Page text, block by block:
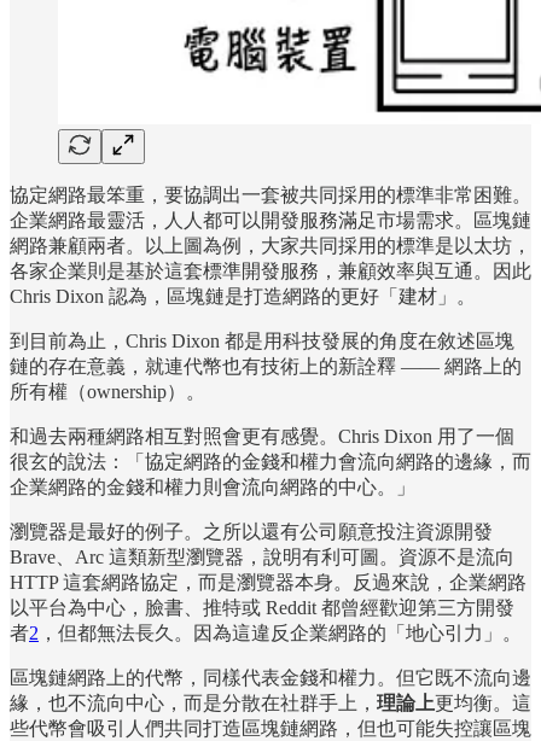
協定網路最笨重，要協調出一套被共同採用的標準非常困難。
企業網路最靈活，人人都可以開發服務滿足市場需求。區塊鏈
網路兼顧兩者。以上圖為例，大家共同採用的標準是以太坊，
各家企業則是基於這套標準開發服務，兼顧效率與互通。因此
Chris Dixon 認為，區塊鏈是打造網路的更好「建材」。
到目前為止，Chris Dixon 都是用科技發展的角度在敘述區塊
鏈的存在意義，就連代幣也有技術上的新詮釋 —— 網路上的
所有權（ownership）。
和過去兩種網路相互對照會更有感覺。Chris Dixon 用了一個
很玄的說法：「協定網路的金錢和權力會流向網路的邊緣，而
企業網路的金錢和權力則會流向網路的中心。」
瀏覽器是最好的例子。之所以還有公司願意投注資源開發
Brave、Arc 這類新型瀏覽器，說明有利可圖。資源不是流向
HTTP 這套網路協定，而是瀏覽器本身。反過來說，企業網路
以平台為中心，臉書、推特或 Reddit 都曾經歡迎第三方開發
者2 ，但都無法長久。因為這違反企業網路的「地心引力」。
區塊鏈網路上的代幣，同樣代表金錢和權力。但它既不流向邊
緣，也不流向中心，而是分散在社群手上， 理論上更均衡。這
些代幣會吸引人們共同打造區塊鏈網路，但也可能失控讓區塊